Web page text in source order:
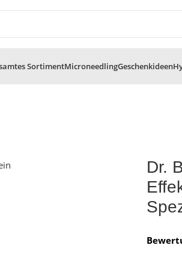
SortimentMicroneedlingGeschenkideen
Dr.